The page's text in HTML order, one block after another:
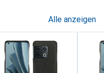
Alle anzeigen